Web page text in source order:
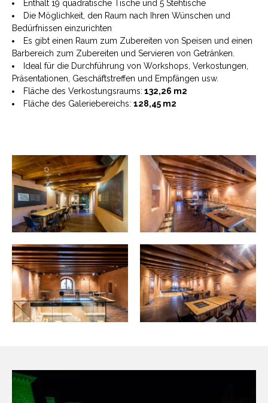
Enthält 19 quadratische Tische und 5 Stehtische
Die Möglichkeit, den Raum nach Ihren Wünschen und
Bedürfnissen einzurichten
Es gibt einen Raum zum Zubereiten von Speisen und einen
Barbereich zum Zubereiten und Servieren von Getränken.
Ideal für die Durchführung von Workshops, Verkostungen,
Präsentationen, Geschäftstreffen und Empfängen usw.
Fläche des Verkostungsraums: 132,26 m2
Fläche des Galeriebereichs: 128,45 m2